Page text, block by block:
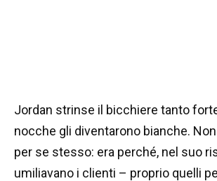
Jordan strinse il bicchiere tanto
nocche gli diventarono bianche.
per se stesso: era perché, nel suo
umiliavano i clienti – proprio quelli